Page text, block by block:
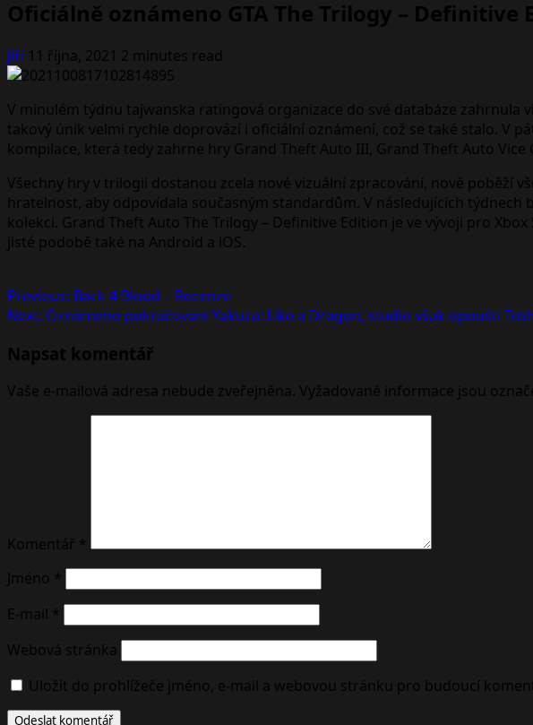
Oficiálně oznámeno GTA The Trilogy – Definitive
Jiří 11 října, 2021 2 minutes read
V minulém týdnu tajwanska ratingová organizace do své databáze zahrnula
takový únik velmi rychle doprovází i oficiální oznámení, což se také stalo. V
kompilace, která tedy zahrne hry Grand Theft Auto III, Grand Theft Auto Vice
Všechny hry v trilogii dostanou zcela nové vizuální zpracování, nově poběží
hratelnost, aby odpovídala současným standardům. V následujících
kolekci. Grand Theft Auto The Trilogy – Definitive Edition je ve vývoji pro
jisté podobě také na Android a iOS.
Post
navigation
Previous: Back 4 Blood – Recenze
Next: Oznámeno pokračování Yakuza: Like a Dragon, studio však opouští
Napsat komentář
Vaše e-mailová adresa nebude zveřejněna. Vyžadované informace jsou
Komentář *
Jméno *
E-mail *
Webová stránka
Uložit do prohlížeče jméno, e-mail a webovou stránku pro budoucí